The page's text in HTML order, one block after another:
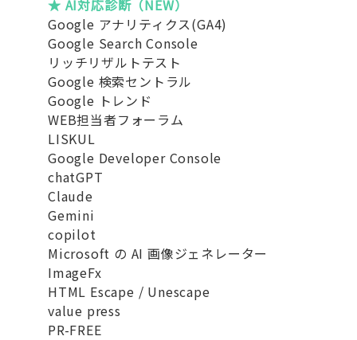
★ AI対応診断（NEW）
Google アナリティクス(GA4)
Google Search Console
リッチリザルトテスト
Google 検索セントラル
Google トレンド
WEB担当者フォーラム
LISKUL
Google Developer Console
chatGPT
Claude
Gemini
copilot
Microsoft の AI 画像ジェネレーター
ImageFx
HTML Escape / Unescape
value press
PR-FREE